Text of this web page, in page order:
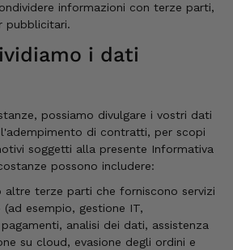
informazioni con terze parti,
pubblicitari.
i dati
possiamo divulgare i vostri dati
di contratti, per scopi
soggetti alla presente Informativa
possono includere:
terze parti che forniscono servizi
esempio, gestione IT,
analisi dei dati, assistenza
su cloud, evasione degli ordini e